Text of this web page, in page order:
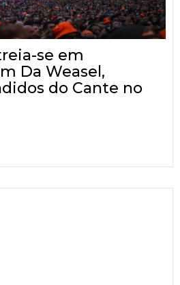
se em
Da Weasel,
do Cante no